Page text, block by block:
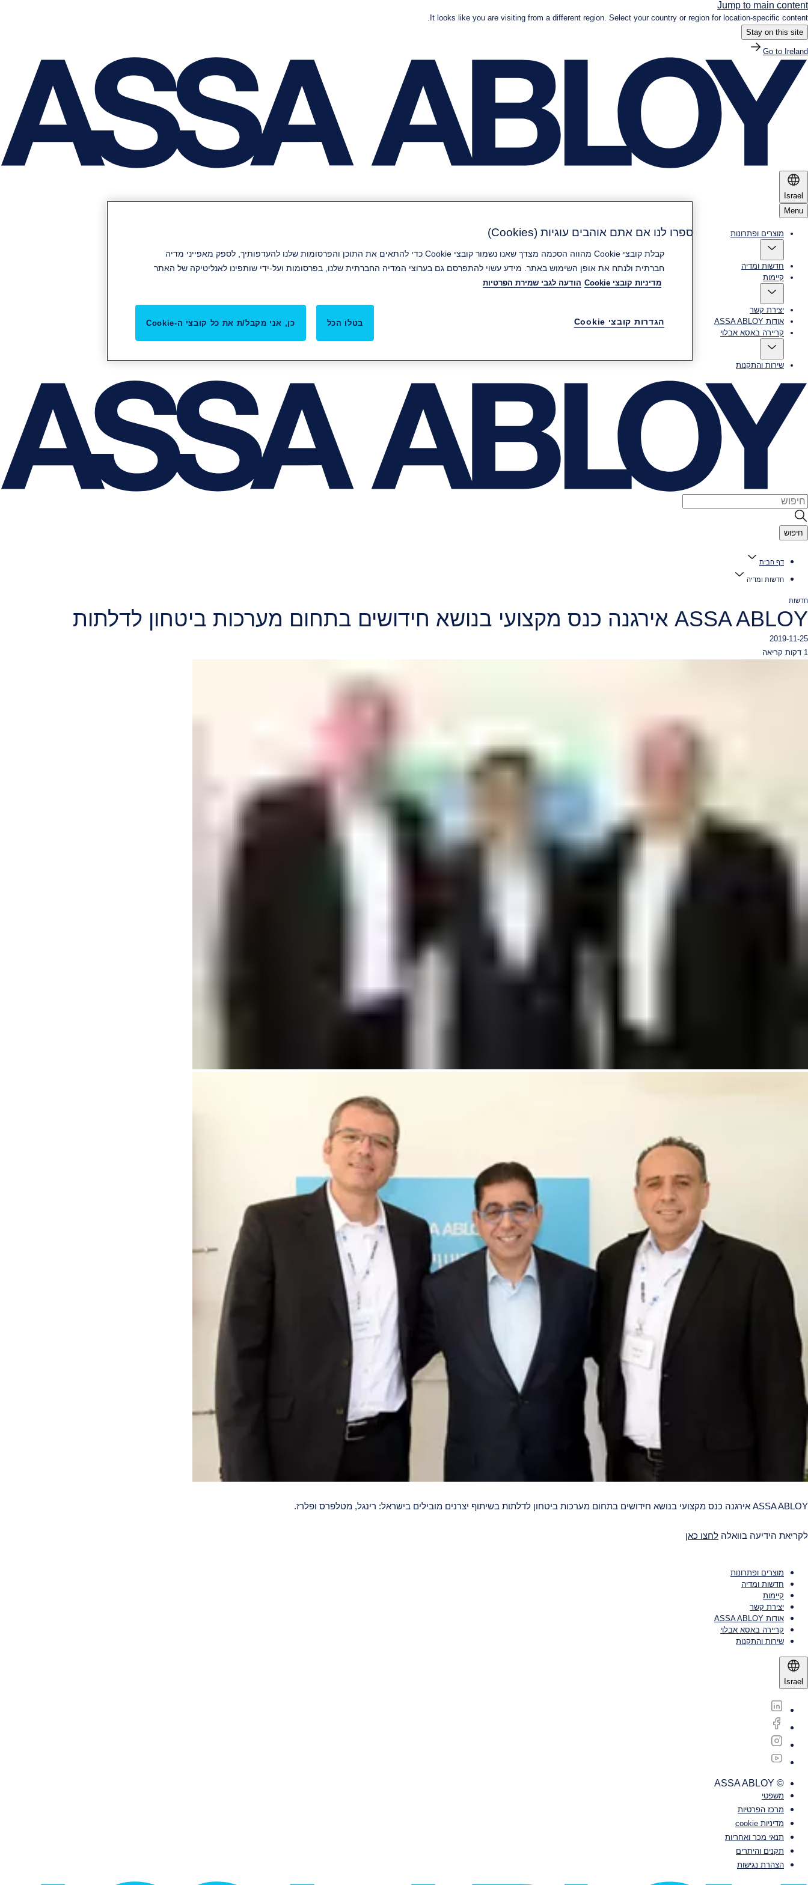
Jump to main content
It looks like you are visiting from a different region. Select your country or region for location-specific content.
Stay on this site
Go to Ireland
Israel
Menu
מוצרים ופתרונות
חדשות ומדיה
קיימות
יצירת קשר
אודות ASSA ABLOY
קריירה באסא אבלוי
שירות והתקנות
חיפוש
דף הבית
חדשות ומדיה
חדשות
ASSA ABLOY אירגנה כנס מקצועי בנושא חידושים בתחום מערכות ביטחון לדלתות
2019-11-25
ASSA ABLOY אירגנה כנס מקצועי בנושא חידושים בתחום מערכות ביטחון לדלתות בשיתוף יצרנים מובילים בישראל: רינגל, מטלפרס ופלרז.
לקריאת הידיעה בוואלה לחצו כאן
מוצרים ופתרונות
חדשות ומדיה
קיימות
יצירת קשר
אודות ASSA ABLOY
קריירה באסא אבלוי
שירות והתקנות
Israel
© ASSA ABLOY
משפטי‎‎
מרכז הפרטיות
מדיניות cookie
תנאי מכר ואחריות
תקנים והיתרים
הצהרת נגישות
ספרו לנו אם אתם אוהבים עוגיות (Cookies)
קבלת קובצי Cookie מהווה הסכמה מצדך שאנו נשמור קובצי Cookie כדי להתאים את התוכן והפרסומות שלנו להעדפותיך, לספק מאפייני מדיה
חברתית ולנתח את אופן השימוש באתר. מידע עשוי להתפרסם גם בערוצי המדיה החברתית שלנו, בפרסומות ועל-ידי שותפינו לאנליטיקה של האתר
מדיניות קובצי Cookie הודעה לגבי שמירת הפרטיות
בטלו הכל כן, אני מקבל/ת את כל קובצי ה-Cookie הגדרות קובצי Cookie